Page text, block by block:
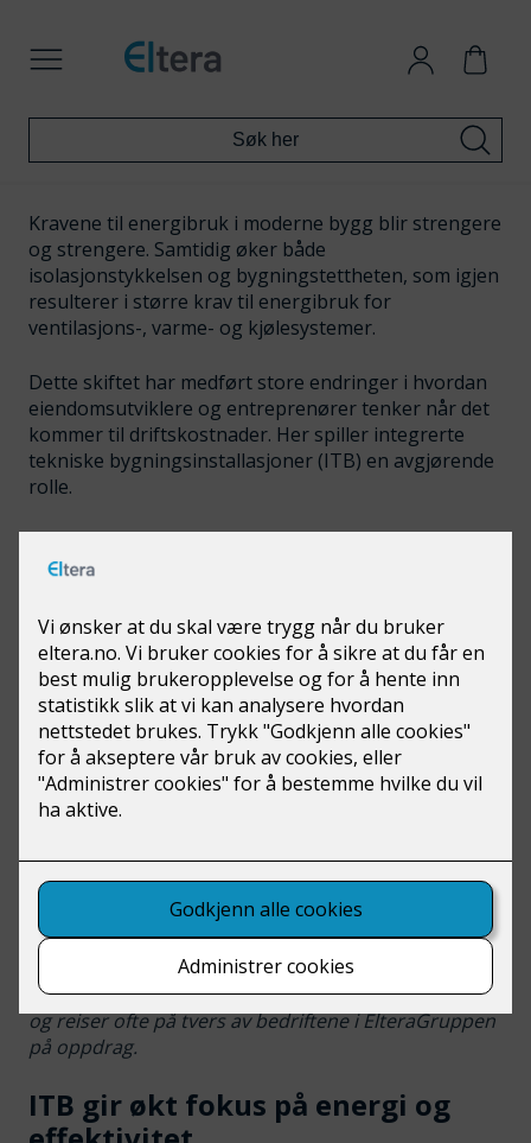
Kravene til energibruk i moderne bygg blir strengere
og strengere. Samtidig øker både
isolasjonstykkelsen og bygningstettheten, som igjen
resulterer i større krav til energibruk for
ventilasjons-, varme- og kjølesystemer.
Dette skiftet har medført store endringer i hvordan
eiendomsutviklere og entreprenører tenker når det
kommer til driftskostnader. Her spiller integrerte
tekniske bygningsinstallasjoner (ITB) en avgjørende
rolle.
Bygningsinstallasjoner
Stig Gøran Bakke er ITB-ansvarlig hosEltera Gjøvik,
og reiser ofte på tvers av bedriftene i ElteraGruppen
på oppdrag.
ITB gir økt fokus på energi og